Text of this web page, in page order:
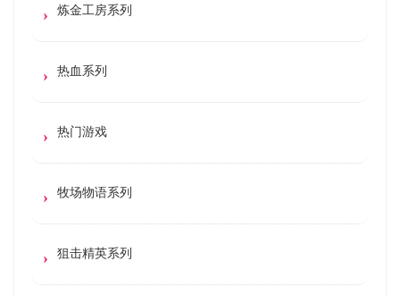
炼金工房系列
热血系列
热门游戏
牧场物语系列
狙击精英系列